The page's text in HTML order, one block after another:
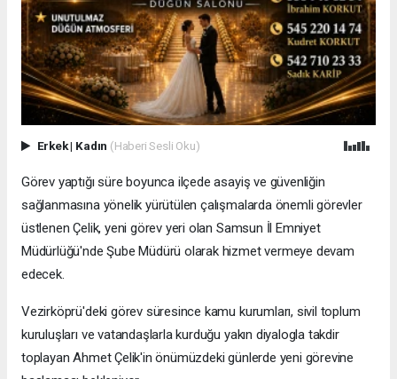
Erkek| Kadın (Haberi Sesli Oku)
Görev yaptığı süre boyunca ilçede asayiş ve güvenliğin
sağlanmasına yönelik yürütülen çalışmalarda önemli görevler
üstlenen Çelik, yeni görev yeri olan Samsun İl Emniyet
Müdürlüğü'nde Şube Müdürü olarak hizmet vermeye devam
edecek.
Vezirköprü'deki görev süresince kamu kurumları, sivil toplum
kuruluşları ve vatandaşlarla kurduğu yakın diyalogla takdir
toplayan Ahmet Çelik'in önümüzdeki günlerde yeni görevine